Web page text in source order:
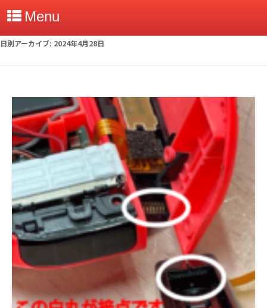
Menu
日別アーカイブ: 2024年4月28日